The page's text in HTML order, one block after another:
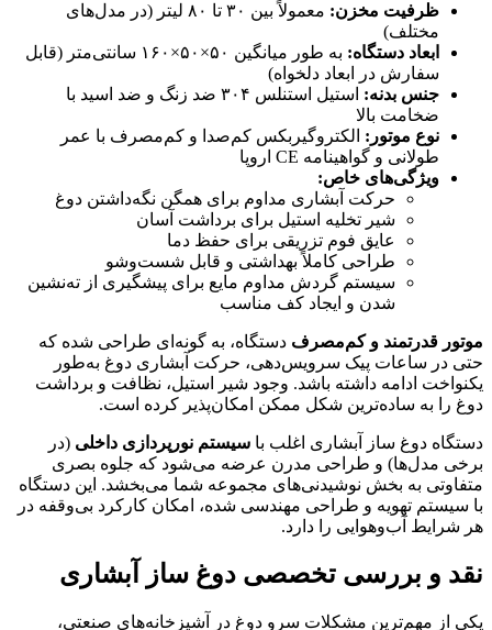
ظرفیت مخزن:
معمولاً بین ۳۰ تا ۸۰ لیتر (در مدل‌های
مختلف)
ابعاد دستگاه:
به طور میانگین ۵۰×۵۰×۱۶۰ سانتی‌متر (قابل
سفارش در ابعاد دلخواه)
جنس بدنه:
استیل استنلس ۳۰۴ ضد زنگ و ضد اسید با
ضخامت بالا
نوع موتور: الکتروگیربکس کم‌صدا و کم‌مصرف با عمر
طولانی و گواهینامه CE اروپا
ویژگی‌های خاص:
حرکت آبشاری مداوم برای همگن نگه‌داشتن دوغ
شیر تخلیه استیل برای برداشت آسان
عایق فوم تزریقی برای حفظ دما
طراحی کاملاً بهداشتی و قابل شست‌وشو
سیستم گردش مداوم مایع برای پیشگیری از ته‌نشین
شدن و ایجاد کف مناسب
موتور قدرتمند و کم‌مصرف دستگاه، به گونه‌ای طراحی شده که
حتی در ساعات پیک سرویس‌دهی، حرکت آبشاری دوغ به‌طور
یکنواخت ادامه داشته باشد. وجود شیر استیل، نظافت و برداشت
دوغ را به ساده‌ترین شکل ممکن امکان‌پذیر کرده است.
دستگاه دوغ ساز آبشاری اغلب با سیستم نورپردازی داخلی (در
برخی مدل‌ها) و طراحی مدرن عرضه می‌شود که جلوه بصری
متفاوتی به بخش نوشیدنی‌های مجموعه شما می‌بخشد. این دستگاه
با سیستم تهویه و طراحی مهندسی شده، امکان کارکرد بی‌وقفه در
هر شرایط آب‌وهوایی را دارد.
نقد و بررسی تخصصی دوغ ساز آبشاری
یکی از مهم‌ترین مشکلات سرو دوغ در آشپزخانه‌های صنعتی،